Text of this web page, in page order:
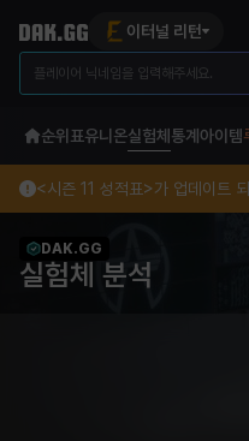
이터널 리턴
순위표유니온실험체 통계 아이템
<시즌 11 성적표>가 업데이트
DAK.GG
실험체 분석